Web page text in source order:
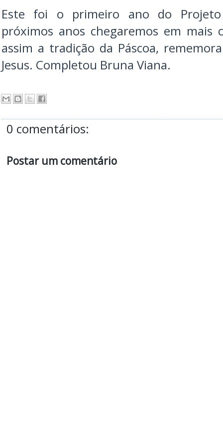
Este foi o primeiro ano do Projeto
próximos anos chegaremos em mais
assim a tradição da Páscoa,
Jesus. Completou Bruna Viana.
0 comentários:
Postar um comentário